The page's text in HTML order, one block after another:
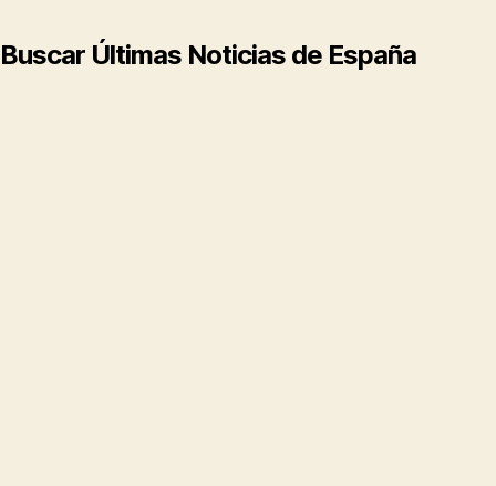
Buscar Últimas Noticias de España